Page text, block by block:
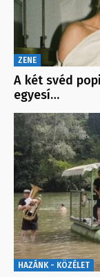
ZENE
A két svéd
egyesí…
HAZÁNK - KÖZÉLET